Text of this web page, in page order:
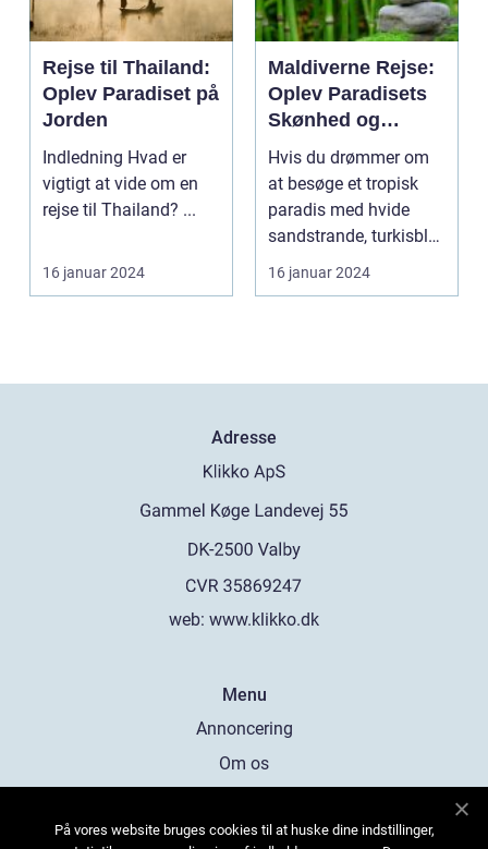
Rejse til Thailand:
Oplev Paradiset på
Jorden
Indledning Hvad er
vigtigt at vide om en
rejse til Thailand? ...
16 januar 2024
Maldiverne Rejse:
Oplev Paradisets
Skønhed og
Historie
Hvis du drømmer om
at besøge et tropisk
paradis med hvide
sandstrande, turkisblåt
vand og en unik ku...
16 januar 2024
Adresse
web: www.klikko.dk
Menu
Annoncering
Om os
Kontakt os
På vores website bruges cookies til at huske dine indstillinger,